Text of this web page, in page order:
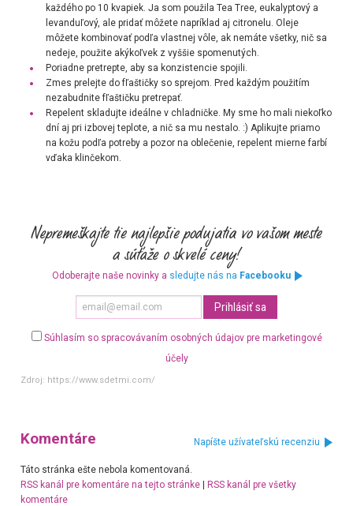
každého po 10 kvapiek. Ja som použila Tea Tree, eukalyptový a
levanduľový, ale pridať môžete napríklad aj citronelu. Oleje
môžete kombinovať podľa vlastnej vôle, ak nemáte všetky, nič sa
nedeje, použite akýkoľvek z vyššie spomenutých.
Poriadne pretrepte, aby sa konzistencie spojili.
Zmes prelejte do fľaštičky so sprejom. Pred každým použitím
nezabudnite fľaštičku pretrepať.
Repelent skladujte ideálne v chladničke. My sme ho mali niekoľko
dní aj pri izbovej teplote, a nič sa mu nestalo. :) Aplikujte priamo
na kožu podľa potreby a pozor na oblečenie, repelent mierne farbí
vďaka klinčekom.
Odoberajte naše novinky a sledujte nás na Facebooku
Súhlasím so spracovávaním osobných údajov pre marketingové
účely
Zdroj: https://www.sdetmi.com/
Komentáre Napíšte užívateľskú recenziu
Táto stránka ešte nebola komentovaná.
RSS kanál pre komentáre na tejto stránke| RSS kanál pre všetky
komentáre